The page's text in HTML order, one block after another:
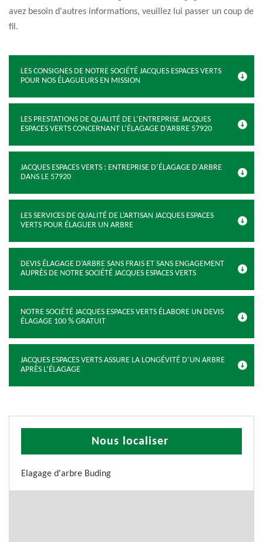
avez besoin d'autres informations, veuillez lui passer un coup de
fil.
LES CONSIGNES DE NOTRE SOCIÉTÉ JACQUES ESPACES VERTS
POUR NOS ÉLAGUEURS EN MISSION
LES PRESTATIONS DE QUALITÉ DE L’ENTREPRISE JACQUES
ESPACES VERTS CONCERNANT L’ÉLAGAGE D’ARBRE 57920
JACQUES ESPACES VERTS : ENTREPRISE D’ÉLAGAGE D'ARBRE
DANS LE 57920
LES SERVICES DE QUALITÉ DE L’ARTISAN JACQUES ESPACES
VERTS POUR ÉLAGUER UN ARBRE
DEVIS ÉLAGAGE D’ARBRE SANS FRAIS ET SANS ENGAGEMENT
AUPRÈS DE NOTRE SOCIÉTÉ JACQUES ESPACES VERTS
NOTRE SOCIÉTÉ JACQUES ESPACES VERTS ÉLABORE UN DEVIS
ÉLAGAGE 100 % GRATUIT
JACQUES ESPACES VERTS ASSURE LA LONGÉVITÉ D’UN ARBRE
APRÈS L’ÉLAGAGE
Nous localiser
Elagage d'arbre Buding